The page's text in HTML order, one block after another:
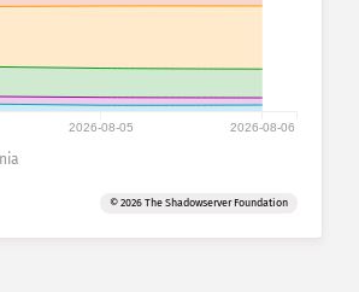
2026-08-05 2026-08-06
© 2026 The Shadowserver Foundation